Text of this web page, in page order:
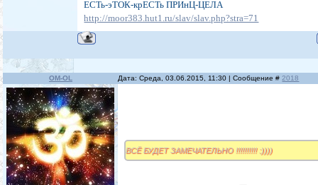
ЕСТь-эТОК-крЕСТь ПРИнЦ-ЦЕЛА
http://moor383.hut1.ru/slav/slav.php?stra=71
OM-OL Дата: Среда, 03.06.2015, 11:30 | Сообщение #2018
ВСЁ БУДЕТ ЗАМЕЧАТЕЛЬНО !!!!!!!!!! :))))